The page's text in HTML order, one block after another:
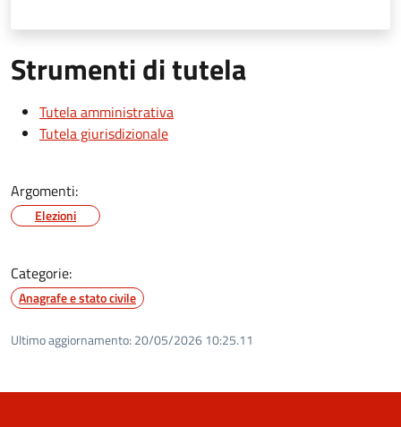
Strumenti di tutela
Tutela amministrativa
Tutela giurisdizionale
Argomenti:
Elezioni
Categorie:
Anagrafe e stato civile
Ultimo aggiornamento: 20/05/2026 10:25.11